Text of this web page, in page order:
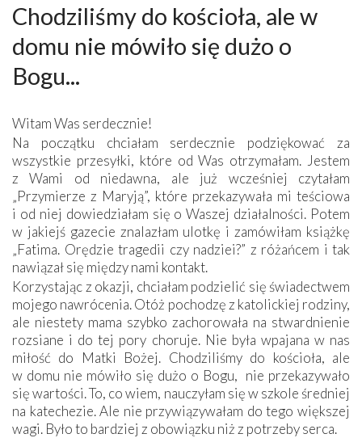
Chodziliśmy do kościoła, ale w
domu nie mówiło się dużo o
Bogu...
Witam Was serdecznie!
Na początku chciałam serdecznie podziękować za
wszystkie przesyłki, które od Was otrzymałam. Jestem
z Wami od niedawna, ale już wcześniej czytałam
„Przymierze z Maryją”, które przekazywała mi teściowa
i od niej dowiedziałam się o Waszej działalności. Potem
w jakiejś gazecie znalazłam ulotkę i zamówiłam książkę
„Fatima. Orędzie tragedii czy nadziei?” z różańcem i tak
nawiązał się między nami kontakt.
Korzystając z okazji, chciałam podzielić się świadectwem
mojego nawrócenia. Otóż pochodzę z katolickiej rodziny,
ale niestety mama szybko zachorowała na stwardnienie
rozsiane i do tej pory choruje. Nie była wpajana w nas
miłość do Matki Bożej. Chodziliśmy do kościoła, ale
w domu nie mówiło się dużo o Bogu, nie przekazywało
się wartości. To, co wiem, nauczyłam się w szkole średniej
na katechezie. Ale nie przywiązywałam do tego większej
wagi. Było to bardziej z obowiązku niż z potrzeby serca.